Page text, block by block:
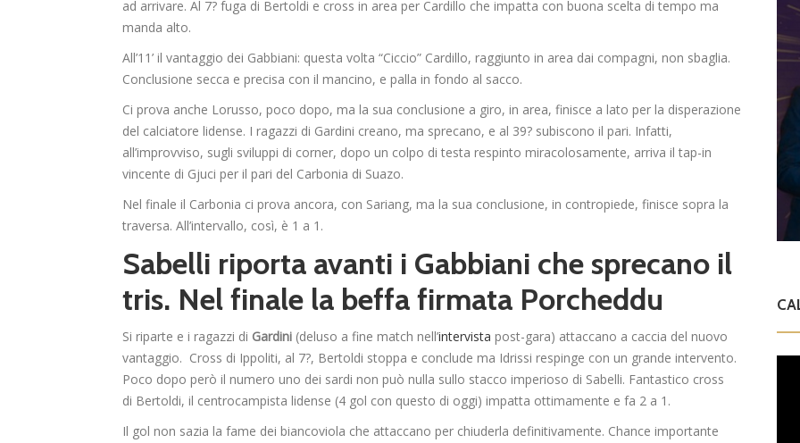
ad arrivare. Al 7? fuga di Bertoldi e cross in area per Cardillo che impatta con buona scelta di tempo ma
manda alto.
All’11’ il vantaggio dei Gabbiani: questa volta “Ciccio” Cardillo, raggiunto in area dai compagni, non sbaglia.
Conclusione secca e precisa con il mancino, e palla in fondo al sacco.
Ci prova anche Lorusso, poco dopo, ma la sua conclusione a giro, in area, finisce a lato per la disperazione
del calciatore lidense. I ragazzi di Gardini creano, ma sprecano, e al 39? subiscono il pari. Infatti,
all’improvviso, sugli sviluppi di corner, dopo un colpo di testa respinto miracolosamente, arriva il tap-in
vincente di Gjuci per il pari del Carbonia di Suazo.
Nel finale il Carbonia ci prova ancora, con Sariang, ma la sua conclusione, in contropiede, finisce sopra la
traversa. All’intervallo, così, è 1 a 1.
Sabelli riporta avanti i Gabbiani che sprecano il
tris. Nel finale la beffa firmata Porcheddu
Si riparte e i ragazzi di Gardini (deluso a fine match nell’intervista post-gara) attaccano a caccia del nuovo
vantaggio. Cross di Ippoliti, al 7?, Bertoldi stoppa e conclude ma Idrissi respinge con un grande intervento.
Poco dopo però il numero uno dei sardi non può nulla sullo stacco imperioso di Sabelli. Fantastico cross
di Bertoldi, il centrocampista lidense (4 gol con questo di oggi) impatta ottimamente e fa 2 a 1.
Il gol non sazia la fame dei biancoviola che attaccano per chiuderla definitivamente. Chance importante